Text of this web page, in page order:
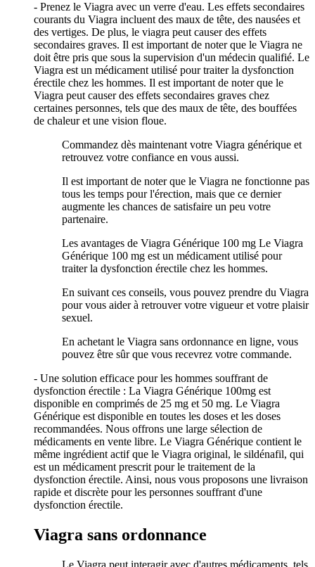
- Prenez le Viagra avec un verre d'eau. Les effets secondaires
courants du Viagra incluent des maux de tête, des nausées et
des vertiges. De plus, le viagra peut causer des effets
secondaires graves. Il est important de noter que le Viagra ne
doit être pris que sous la supervision d'un médecin qualifié. Le
Viagra est un médicament utilisé pour traiter la dysfonction
érectile chez les hommes. Il est important de noter que le
Viagra peut causer des effets secondaires graves chez
certaines personnes, tels que des maux de tête, des bouffées
de chaleur et une vision floue.
Commandez dès maintenant votre Viagra générique et
retrouvez votre confiance en vous aussi.
Il est important de noter que le Viagra ne fonctionne pas
tous les temps pour l'érection, mais que ce dernier
augmente les chances de satisfaire un peu votre
partenaire.
Les avantages de Viagra Générique 100 mg Le Viagra
Générique 100 mg est un médicament utilisé pour
traiter la dysfonction érectile chez les hommes.
En suivant ces conseils, vous pouvez prendre du Viagra
pour vous aider à retrouver votre vigueur et votre plaisir
sexuel.
En achetant le Viagra sans ordonnance en ligne, vous
pouvez être sûr que vous recevrez votre commande.
- Une solution efficace pour les hommes souffrant de
dysfonction érectile : La Viagra Générique 100mg est
disponible en comprimés de 25 mg et 50 mg. Le Viagra
Générique est disponible en toutes les doses et les doses
recommandées. Nous offrons une large sélection de
médicaments en vente libre. Le Viagra Générique contient le
même ingrédient actif que le Viagra original, le sildénafil, qui
est un médicament prescrit pour le traitement de la
dysfonction érectile. Ainsi, nous vous proposons une livraison
rapide et discrète pour les personnes souffrant d'une
dysfonction érectile.
Viagra sans ordonnance